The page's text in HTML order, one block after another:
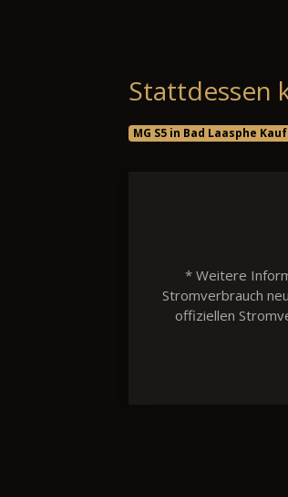
Stattdessen
MG S5 in Bad Laasphe
* Weitere
Stromverbrauch
offiziellen